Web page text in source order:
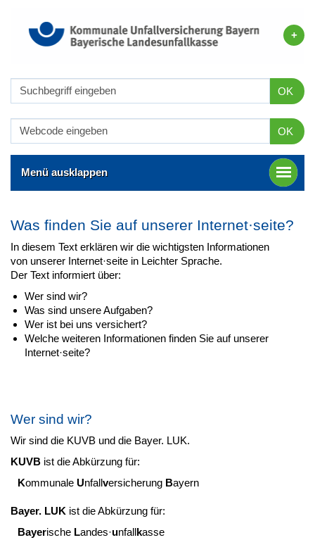
OK
OK
Menü ausklappen
Was finden Sie auf unserer Internet·seite?
In diesem Text erklären wir die wichtigsten Informationen
von unserer Internet·seite in Leichter Sprache.
Der Text informiert über:
Wer sind wir?
Was sind unsere Aufgaben?
Wer ist bei uns versichert?
Welche weiteren Informationen finden Sie auf unserer
Internet·seite?
Wer sind wir?
Wir sind die KUVB und die Bayer. LUK.
KUVB ist die Abkürzung für:
Kommunale Unfallversicherung Bayern
Bayer. LUK ist die Abkürzung für:
Bayerische Landes·unfallkasse